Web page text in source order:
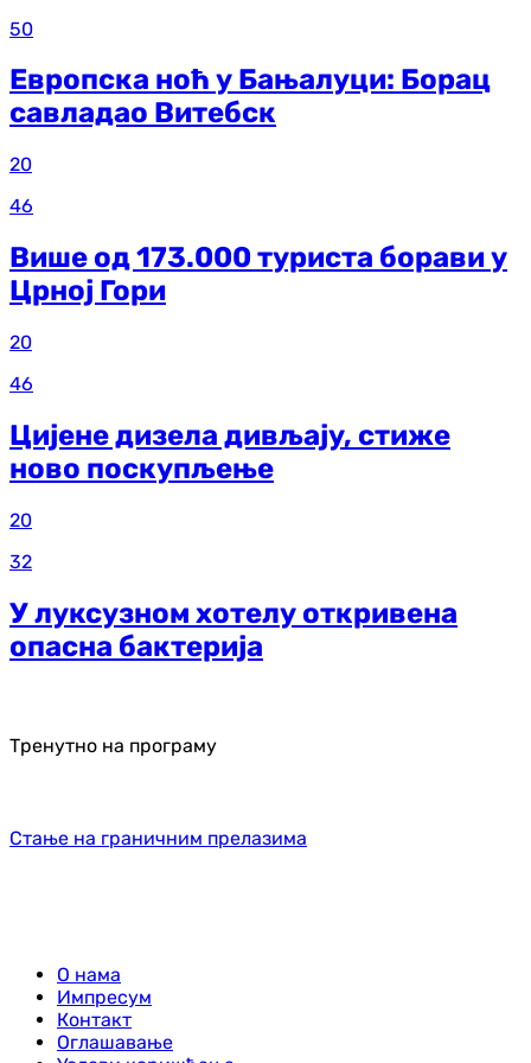
50
Европска ноћ у Бањалуци: Борац
савладао Витебск
20
46
Више од 173.000 туриста борави у
Црној Гори
20
46
Цијене дизела дивљају, стиже
ново поскупљење
20
32
У луксузном хотелу откривена
опасна бактерија
Тренутно на програму
Стање на граничним прелазима
О нама
Импресум
Контакт
Оглашавање